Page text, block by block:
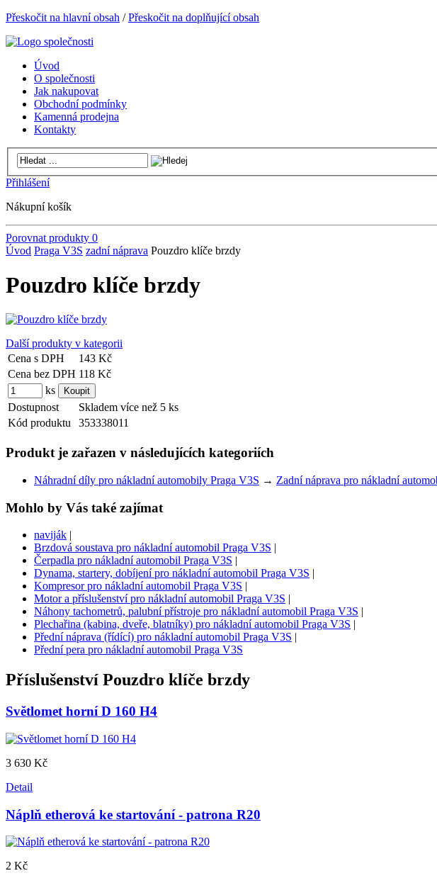
Přeskočit na hlavní obsah /Přeskočit na doplňující obsah
Úvod
O společnosti
Jak nakupovat
Obchodní podmínky
Kamenná prodejna
Kontakty
Přihlášení
Nákupní košík
Porovnat produkty 0
Úvod Praga V3S zadní náprava Pouzdro klíče brzdy
Pouzdro klíče brzdy
Další produkty v kategorii
Cena s DPH
143 Kč
Cena bez DPH 118 Kč
ks
Dostupnost
Skladem více než 5 ks
Kód produktu
353338011
Produkt je zařazen v následujících kategoriích
Náhradní díly pro nákladní automobily Praga V3S → Zadní náprava pro nákladní
Mohlo by Vás také zajímat
naviják |
Brzdová soustava pro nákladní automobil Praga V3S |
Čerpadla pro nákladní automobil Praga V3S |
Dynama, startery, dobíjení pro nákladní automobil Praga V3S |
Kompresor pro nákladní automobil Praga V3S |
Motor a příslušenství pro nákladní automobil Praga V3S |
Náhony tachometrů, palubní přístroje pro nákladní automobil Praga V3S |
Plechařina (kabina, dveře, blatníky) pro nákladní automobil Praga V3S |
Přední náprava (řídící) pro nákladní automobil Praga V3S |
Přední pera pro nákladní automobil Praga V3S
Příslušenství Pouzdro klíče brzdy
Světlomet horní D 160 H4
3 630 Kč
Detail
Náplň etherová ke startování - patrona R20
2 Kč